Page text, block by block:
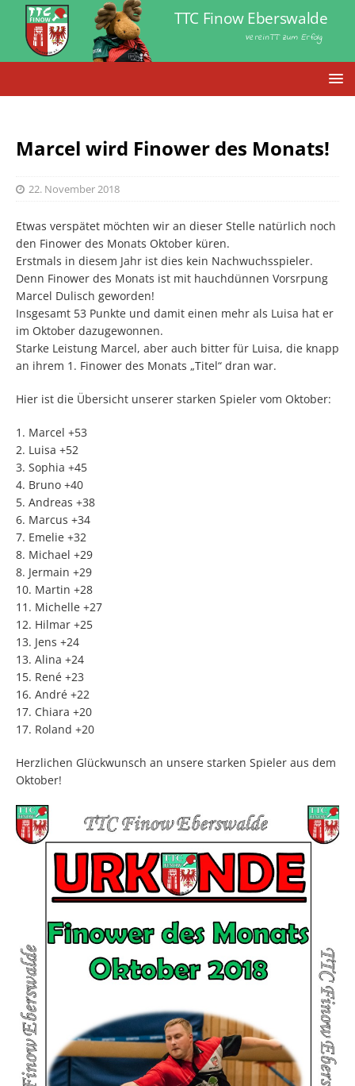
VereinTT zum Erfolg
TTC Finow Eberswalde
Marcel wird Finower des Monats!
22. November 2018
Etwas verspätet möchten wir an dieser Stelle natürlich noch
den Finower des Monats Oktober küren.
Erstmals in diesem Jahr ist dies kein Nachwuchsspieler.
Denn Finower des Monats ist mit hauchdünnen Vorsrpung
Marcel Dulisch geworden!
Insgesamt 53 Punkte und damit einen mehr als Luisa hat er
im Oktober dazugewonnen.
Starke Leistung Marcel, aber auch bitter für Luisa, die knapp
an ihrem 1. Finower des Monats „Titel“ dran war.
Hier ist die Übersicht unserer starken Spieler vom Oktober:
1. Marcel +53
2. Luisa +52
3. Sophia +45
4. Bruno +40
5. Andreas +38
6. Marcus +34
7. Emelie +32
8. Michael +29
8. Jermain +29
10. Martin +28
11. Michelle +27
12. Hilmar +25
13. Jens +24
13. Alina +24
15. René +23
16. André +22
17. Chiara +20
17. Roland +20
Herzlichen Glückwunsch an unsere starken Spieler aus dem
Oktober!